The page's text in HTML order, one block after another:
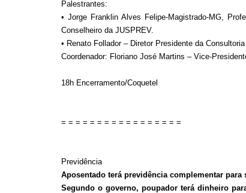
Palestrantes:
• Jorge Franklin Alves Felipe-Magistrado-MG,
Conselheiro da JUSPREV.
• Renato Follador – Diretor Presidente da
Coordenador: Floriano José Martins – Vice-
18h Encerramento/Coquetel
= = = = = = = = = = = = = = = = =
Previdência
Aposentado terá previdência complementar para
Segundo o governo, poupador terá dinheiro